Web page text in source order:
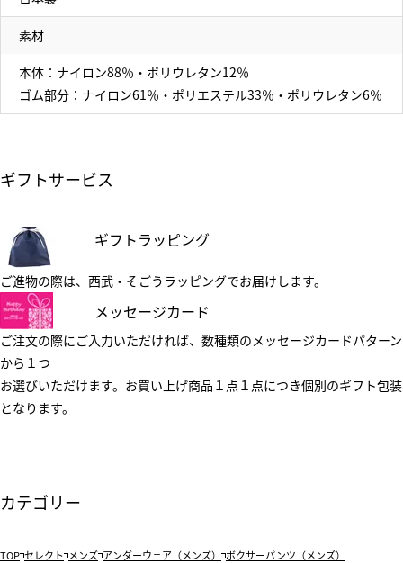
素材
本体：ナイロン88％・ポリウレタン12％
ゴム部分：ナイロン61％・ポリエステル33％・ポリウレタン6％
ギフトサービス
ギフトラッピング
ご進物の際は、西武・そごうラッピングでお届けします。
メッセージカード
ご注文の際にご入力いただければ、数種類のメッセージカードパターン
から１つ
お選びいただけます。お買い上げ商品１点１点につき個別のギフト包装
となります。
カテゴリー
TOP セレクト メンズ アンダーウェア（メンズ） ボクサーパンツ（メンズ）